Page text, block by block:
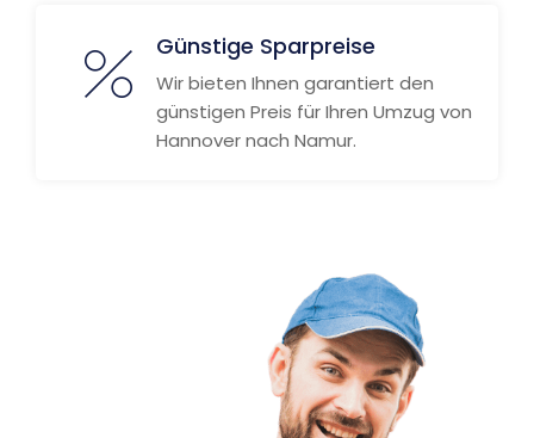
Günstige Sparpreise
Wir bieten Ihnen garantiert den
günstigen Preis für Ihren Umzug von
Hannover nach Namur.